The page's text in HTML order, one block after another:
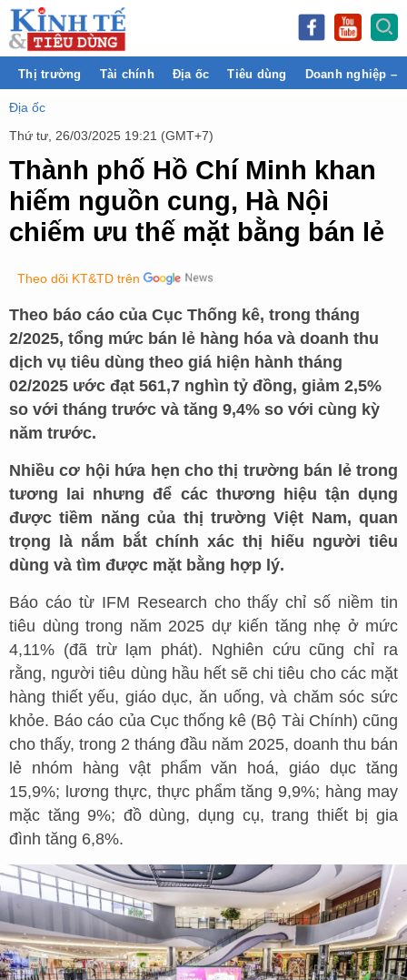
Thị trường Tài chính Địa ốc Tiêu dùng Doanh nghiệp –
Địa ốc
Thứ tư, 26/03/2025 19:21 (GMT+7)
Thành phố Hồ Chí Minh khan
hiếm nguồn cung, Hà Nội
chiếm ưu thế mặt bằng bán lẻ
Theo dõi KT&TD trên
Theo báo cáo của Cục Thống kê, trong tháng
2/2025, tổng mức bán lẻ hàng hóa và doanh thu
dịch vụ tiêu dùng theo giá hiện hành tháng
02/2025 ước đạt 561,7 nghìn tỷ đồng, giảm 2,5%
so với tháng trước và tăng 9,4% so với cùng kỳ
năm trước.
Nhiều cơ hội hứa hẹn cho thị trường bán lẻ trong
tương lai nhưng để các thương hiệu tận dụng
được tiềm năng của thị trường Việt Nam, quan
trọng là nắm bắt chính xác thị hiếu người tiêu
dùng và tìm được mặt bằng hợp lý.
Báo cáo từ IFM Research cho thấy chỉ số niềm tin
tiêu dùng trong năm 2025 dự kiến tăng nhẹ ở mức
4,11% (đã trừ lạm phát). Nghiên cứu cũng chỉ ra
rằng, người tiêu dùng hầu hết sẽ chi tiêu cho các mặt
hàng thiết yếu, giáo dục, ăn uống, và chăm sóc sức
khỏe. Báo cáo của Cục thống kê (Bộ Tài Chính) cũng
cho thấy, trong 2 tháng đầu năm 2025, doanh thu bán
lẻ nhóm hàng vật phẩm văn hoá, giáo dục tăng
15,9%; lương thực, thực phẩm tăng 9,9%; hàng may
mặc tăng 9%; đồ dùng, dụng cụ, trang thiết bị gia
đình tăng 6,8%.